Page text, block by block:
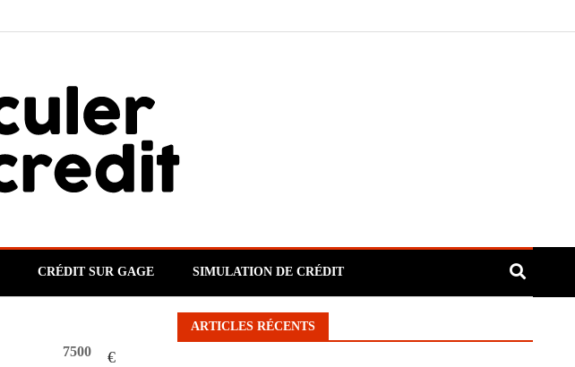
CRÉDIT SUR GAGE SIMULATION DE CRÉDIT
€
ARTICLES RÉCENTS